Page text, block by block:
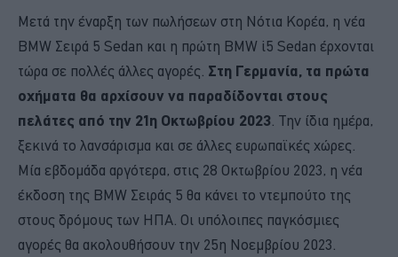
Μετά την έναρξη των πωλήσεων στη Νότια Κορέα, η νέα
BMW Σειρά 5 Sedan και η πρώτη BMW i5 Sedan έρχονται
τώρα σε πολλές άλλες αγορές. Στη Γερμανία, τα πρώτα
οχήματα θα αρχίσουν να παραδίδονται στους
πελάτες από την 21η Οκτωβρίου 2023 . Την ίδια ημέρα,
ξεκινά το λανσάρισμα και σε άλλες ευρωπαϊκές χώρες.
Μία εβδομάδα αργότερα, στις 28 Οκτωβρίου 2023, η νέα
έκδοση της BMW Σειράς 5 θα κάνει το ντεμπούτο της
στους δρόμους των ΗΠΑ. Οι υπόλοιπες παγκόσμιες
αγορές θα ακολουθήσουν την 25η Νοεμβρίου 2023.